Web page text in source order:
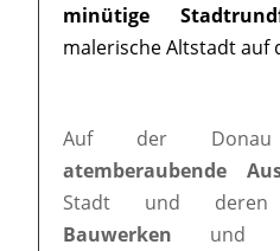
minütige
malerische Altstadt auf
Auf der Donau
atemberaubende
Stadt und
Bauwerken und